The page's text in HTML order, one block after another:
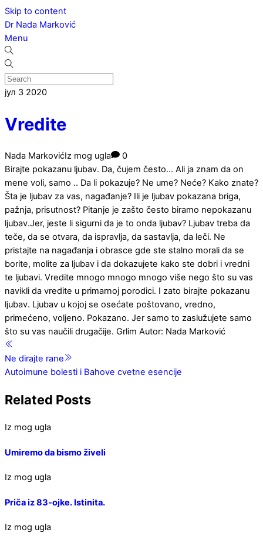
Skip to content
Dr Nada Marković
Menu
јул 3 2020
Vredite
Nada MarkovićIz mog ugla
0
Birajte pokazanu ljubav. Da, čujem često… Ali ja znam da on
mene voli, samo .. Da li pokazuje? Ne ume? Neće? Kako znate?
Šta je ljubav za vas, nagađanje? Ili je ljubav pokazana briga,
pažnja, prisutnost? Pitanje je zašto često biramo nepokazanu
ljubav.Jer, jeste li sigurni da je to onda ljubav? Ljubav treba da
teče, da se otvara, da ispravlja, da sastavlja, da leči. Ne
pristajte na nagađanja i obrasce gde ste stalno morali da se
borite, molite za ljubav i da dokazujete kako ste dobri i vredni
te ljubavi. Vredite mnogo mnogo mnogo više nego što su vas
navikli da vredite u primarnoj porodici. I zato birajte pokazanu
ljubav. Ljubav u kojoj se osećate poštovano, vredno,
primećeno, voljeno. Pokazano. Jer samo to zaslužujete samo
što su vas naučili drugačije. Grlim Autor: Nada Marković
Ne dirajte rane
Autoimune bolesti i Bahove cvetne esencije
Related Posts
Iz mog ugla
Umiremo da bismo živeli
Iz mog ugla
Priča iz 83-ojke. Istinita.
Iz mog ugla